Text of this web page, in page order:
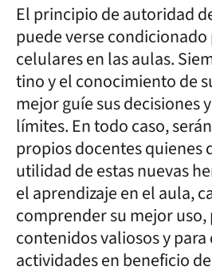
El principio de autoridad
puede verse condicionado
celulares en las aulas.
tino y el conocimiento de
mejor guíe sus decisiones
límites. En todo caso,
propios docentes quienes
utilidad de estas nuevas
el aprendizaje en el aula,
comprender su mejor
contenidos valiosos y
actividades en beneficio